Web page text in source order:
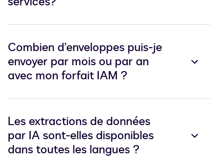
Combien d’enveloppes puis-je
envoyer par mois ou par an
avec mon forfait IAM ?
Les extractions de données
par IA sont-elles disponibles
dans toutes les langues ?